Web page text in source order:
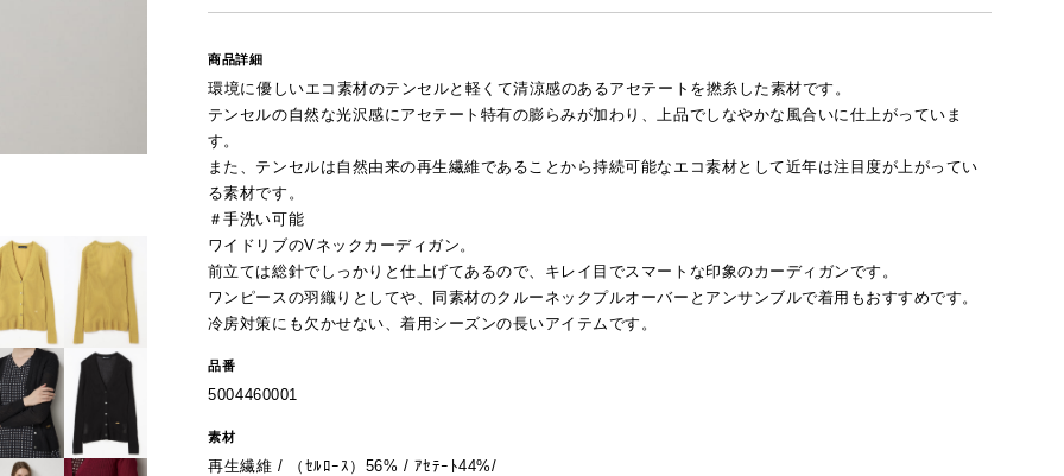
商品詳細
環境に優しいエコ素材のテンセルと軽くて清涼感のあるアセテートを撚糸した素材です。
テンセルの自然な光沢感にアセテート特有の膨らみが加わり、上品でしなやかな風合いに仕上がっていま
す。
また、テンセルは自然由来の再生繊維であることから持続可能なエコ素材として近年は注目度が上がってい
る素材です。
＃手洗い可能
ワイドリブのVネックカーディガン。
前立ては総針でしっかりと仕上げてあるので、キレイ目でスマートな印象のカーディガンです。
ワンピースの羽織りとしてや、同素材のクルーネックプルオーバーとアンサンブルで着用もおすすめです。
冷房対策にも欠かせない、着用シーズンの長いアイテムです。
品番
5004460001
素材
再生繊維 / （ｾﾙﾛｰｽ）56% / ｱｾﾃｰﾄ44%/